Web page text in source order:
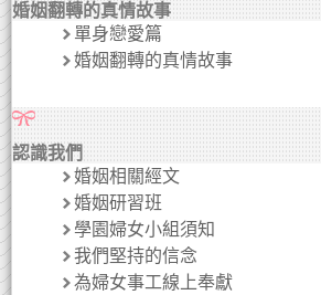
婚姻翻轉的真情故事
單身戀愛篇
婚姻翻轉的真情故事
認識我們
婚姻相關經文
婚姻研習班
學園婦女小組須知
我們堅持的信念
為婦女事工線上奉獻